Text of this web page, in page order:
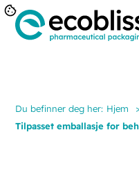
Du befinner deg her: Hjem >
Tilpasset emballasje for